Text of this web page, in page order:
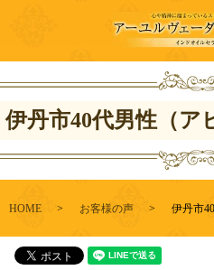
伊丹市40代男性（ア
HOME お客様の声 伊丹市